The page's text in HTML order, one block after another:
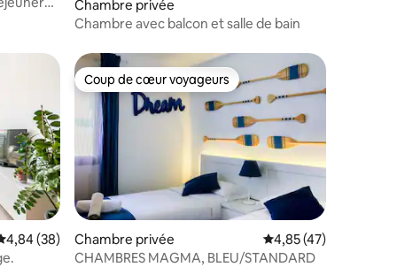
: 4,84 sur 5
Chambre privée
Chambre avec balcon et salle de bain
: 4,78 sur 5
moyenne sur la base de 38 commentaires : 4,84 sur 5
4,84 (38)
Coup de cœur voyageurs
Coup de cœur voyageurs
Chambre privée Évaluation moyenne
4,85 (47)
CHAMBRES MAGMA, BLEU/STANDARD